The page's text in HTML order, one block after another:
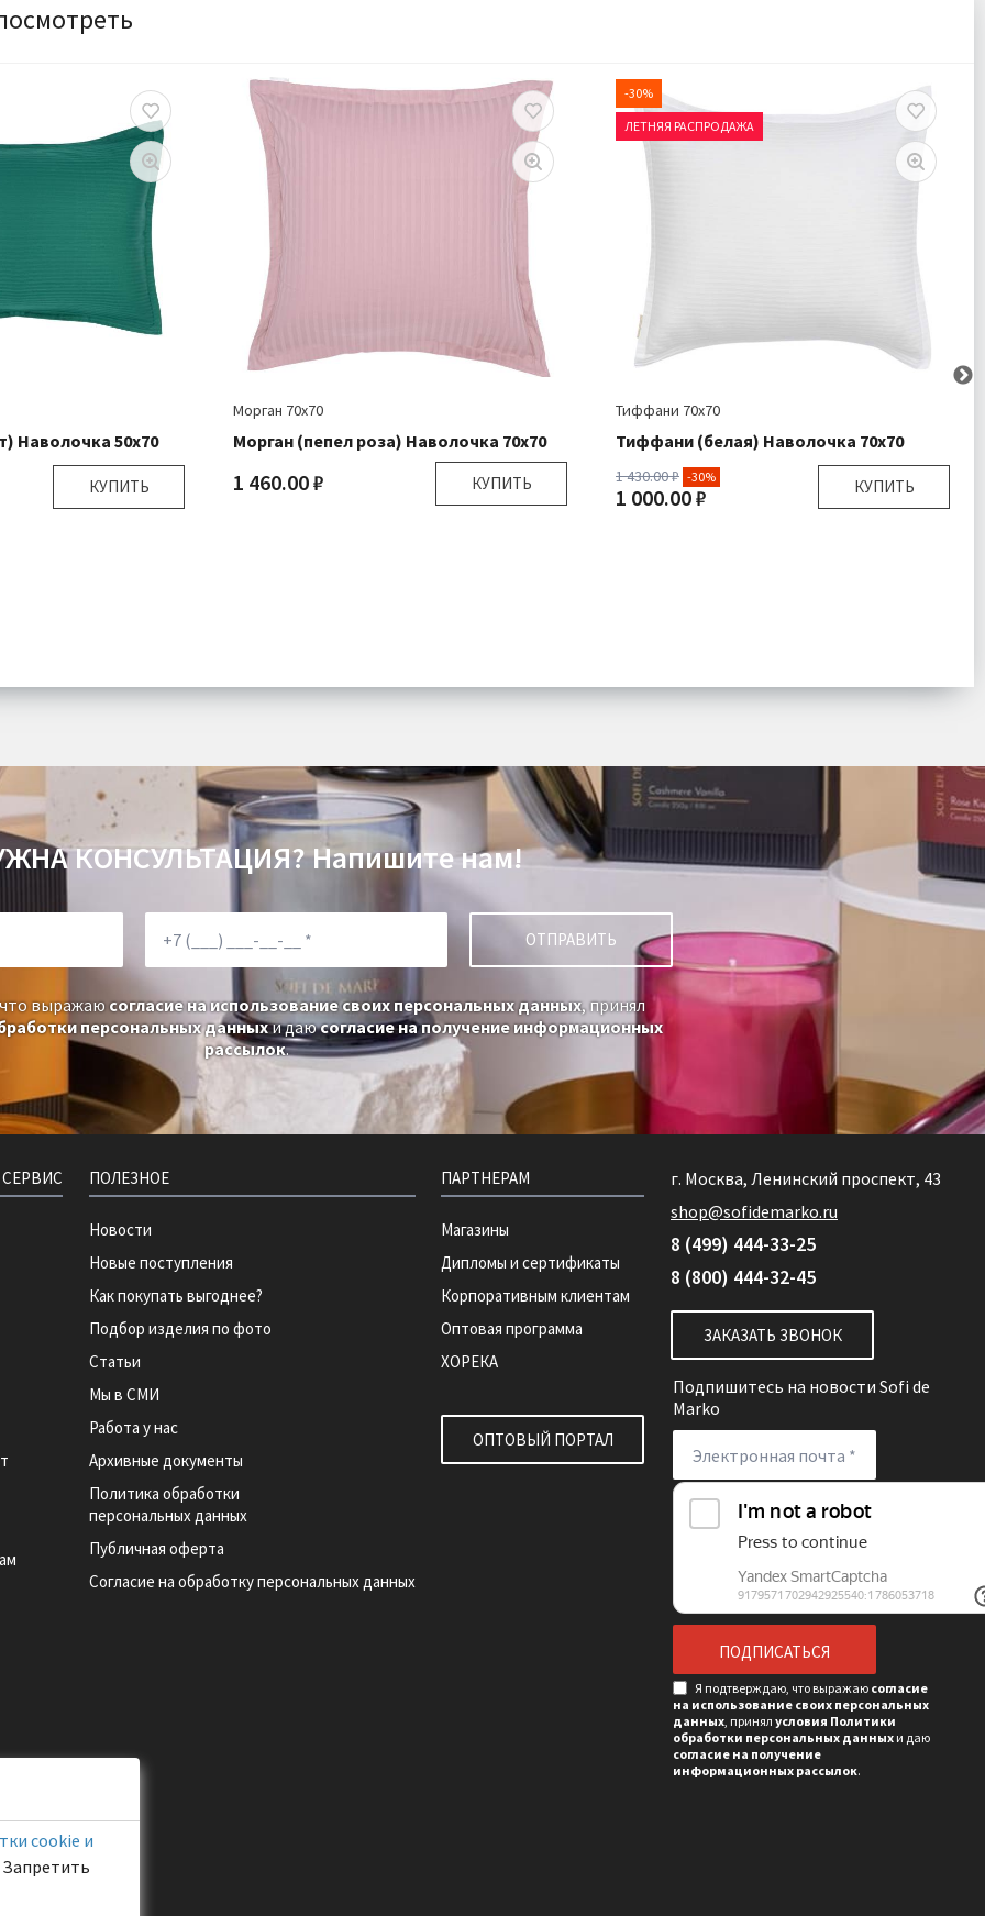
Наволочка 50х70
КУПИТЬ
Морган 70х70
Морган (пепел роза) Наволочка 70х70
1 460.00 ₽ КУПИТЬ
-30%
ЛЕТНЯЯ РАСПРОДАЖА
Тиффани 70х70
Тиффани (белая) Наволочка 70х70
1 430.00 ₽ -30%
1 000.00 ₽ КУПИТЬ
КОНСУЛЬТАЦИЯ?Напишите нам!
выражаюсогласие на использование своих персональных данных, принял
персональных данныхи даюсогласие на получение информационных
рассылок.
ПОЛЕЗНОЕ
Новости
Новые поступления
Как покупать выгоднее?
Подбор изделия по фото
Статьи
Мы в СМИ
Работа у нас
Архивные документы
Политика обработки
персональных данных
Публичная оферта
Согласие на обработку персональных данных
ПАРТНЕРАМ
Магазины
Дипломы и сертификаты
Корпоративным клиентам
Оптовая программа
ХОРЕКА
ОПТОВЫЙ ПОРТАЛ
г. Москва, Ленинский проспект, 43
shop@sofidemarko.ru
8 (499) 444-33-25
8 (800) 444-32-45
ЗАКАЗАТЬ ЗВОНОК
Подпишитесь на новости Sofi de
Marko
Я подтверждаю, что выражаю согласие
на использование своих персональных
данных, принял условия Политики
обработки персональных данныхи даю
согласие на получение
информационных рассылок.
cookie и
Запретить